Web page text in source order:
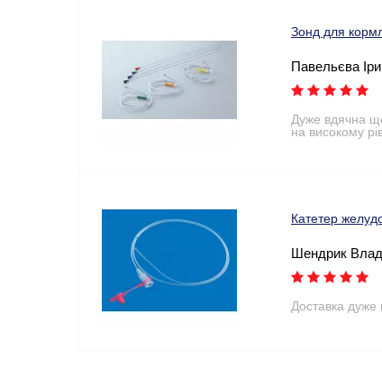
Зонд для
Павельєва
Дуже вдячна
на високому
Катетер
Шендрик
Доставка дуже